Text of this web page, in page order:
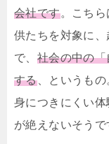
会社です。こち
供たちを対象に
で、 社会の中の
する、というも
身につきにくい
が絶えないそうで